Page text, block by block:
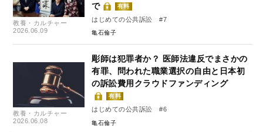
教養・カルチャー
2026.06.09
で
有料
はじめての公共訴訟 #7
亀石倫子
教養・カルチャー
2026.06.08
彫師は犯罪者か？ 医師法違反でまさかの
有罪、問われた職業選択の自由と日本初
の訴訟費用クラウドファンディング
有料
はじめての公共訴訟 #6
亀石倫子